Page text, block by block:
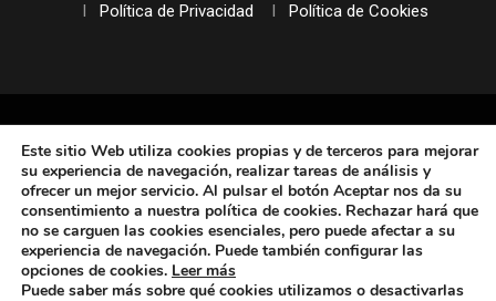
I
Política de Privacidad I Política de Cookies
Este sitio Web utiliza cookies propias y de terceros para mejorar
su experiencia de navegación, realizar tareas de análisis y
ofrecer un mejor servicio. Al pulsar el botón Aceptar nos da su
consentimiento a nuestra política de cookies. Rechazar hará que
no se carguen las cookies esenciales, pero puede afectar a su
experiencia de navegación. Puede también configurar las
opciones de cookies. Leer más
Puede saber más sobre qué cookies utilizamos o desactivarlas